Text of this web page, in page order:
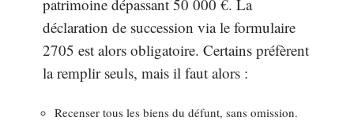
patrimoine dépassant 50 000 €. La
déclaration de succession via le formulaire
2705 est alors obligatoire. Certains préfèrent
la remplir seuls, mais il faut alors :
Recenser tous les biens du défunt, sans omission.